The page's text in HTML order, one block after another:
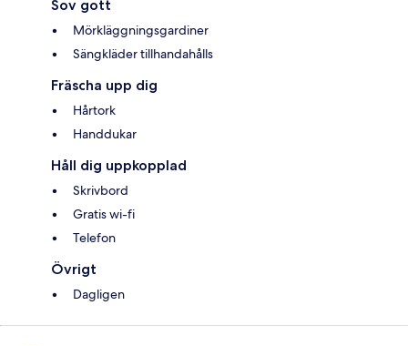
Sov gott
Mörkläggningsgardiner
Sängkläder tillhandahålls
Fräscha upp dig
Hårtork
Handdukar
Håll dig uppkopplad
Skrivbord
Gratis wi-fi
Telefon
Övrigt
Dagligen